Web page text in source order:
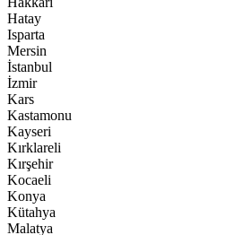
Hatay
Isparta
Mersin
İstanbul
İzmir
Kars
Kastamonu
Kayseri
Kırklareli
Kırşehir
Kocaeli
Konya
Kütahya
Malatya